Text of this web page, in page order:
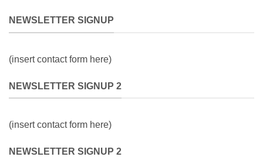
NEWSLETTER SIGNUP
(insert contact form here)
NEWSLETTER SIGNUP 2
(insert contact form here)
NEWSLETTER SIGNUP 2